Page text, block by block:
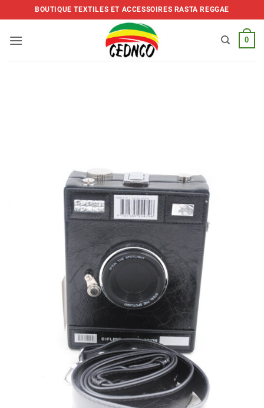
to
BOUTIQUE TEXTILES ET ACCESSOIRES RASTA REGGAE
0